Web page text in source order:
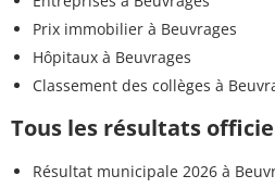
Prix immobilier à Beuvrages
Hôpitaux à Beuvrages
Classement des collèges à
Tous les résultats
Résultat municipale 2026 à